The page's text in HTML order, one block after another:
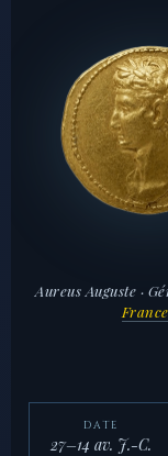
Aureus Auguste ·
France
DATE
27–14 av. J.-C.